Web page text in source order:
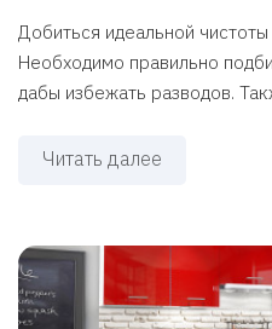
Добиться идеальной
Необходимо правильно
дабы избежать разводов.
Читать далее